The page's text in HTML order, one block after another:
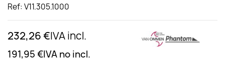
Ref: V11.305.1000
232,26 €IVA incl.
191,95 €IVA no incl.